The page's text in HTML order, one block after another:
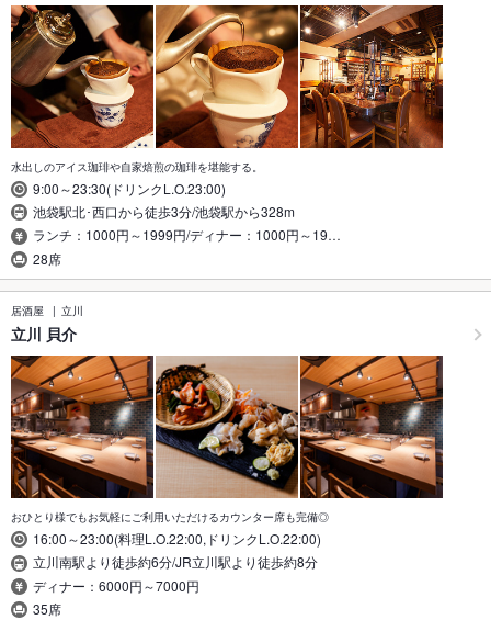
水出しのアイス珈琲や自家焙煎の珈琲を堪能する。
9:00～23:30(ドリンクL.O.23:00)
池袋駅北･西口から徒歩3分/池袋駅から328m
ランチ：1000円～1999円/ディナー：1000円～19…
28席
居酒屋 立川
立川 貝介
おひとり様でもお気軽にご利用いただけるカウンター席も完備◎
16:00～23:00(料理L.O.22:00,ドリンクL.O.22:00)
立川南駅より徒歩約6分/JR立川駅より徒歩約8分
ディナー：6000円～7000円
35席